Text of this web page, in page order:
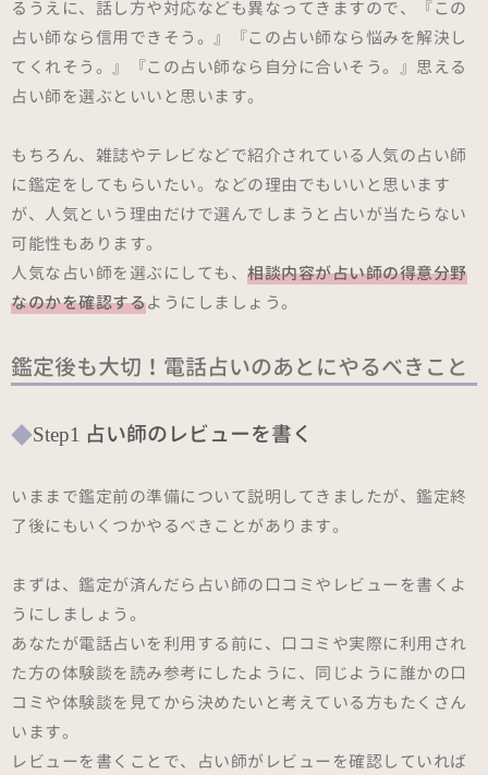
るうえに、話し方や対応なども異なってきますので、『この
占い師なら信用できそう。』『この占い師なら悩みを解決し
てくれそう。』『この占い師なら自分に合いそう。』思える
占い師を選ぶといいと思います。
もちろん、雑誌やテレビなどで紹介されている人気の占い師
に鑑定をしてもらいたい。などの理由でもいいと思います
が、人気という理由だけで選んでしまうと占いが当たらない
可能性もあります。
人気な占い師を選ぶにしても、 相談内容が占い師の得意分野
なのかを確認するようにしましょう。
鑑定後も大切！電話占いのあとにやるべきこと
Step1 占い師のレビューを書く
いままで鑑定前の準備について説明してきましたが、鑑定終
了後にもいくつかやるべきことがあります。
まずは、鑑定が済んだら占い師の口コミやレビューを書くよ
うにしましょう。
あなたが電話占いを利用する前に、口コミや実際に利用され
た方の体験談を読み参考にしたように、同じように誰かの口
コミや体験談を見てから決めたいと考えている方もたくさん
います。
レビューを書くことで、占い師がレビューを確認していれば